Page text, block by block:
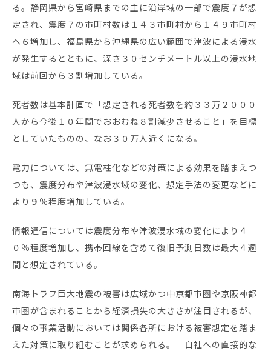
る。静岡県から宮崎県までの主に沿岸域の一部で震度７が想
定され、震度７の市町村数は１４３市町村から１４９市町村
へ６増加し、福島県から沖縄県の広い範囲で津波による浸水
が発生するとともに、深さ３０センチメートル以上の浸水地
域は前回から３割増加している。
死者数は基本計画で「想定される死者数を約３３万２０００
人から今後１０年間でおおむね８割減少させること」を目標
としていたものの、なお３０万人近くになる。
電力については、無電柱化などの対策による効果を踏まえつ
つも、震度分布や津波浸水域の変化、想定手法の変更などに
より９％程度増加している。
情報通信については震度分布や津波浸水域の変化により４
０％程度増加し、携帯回線を含めて復旧予測日数は最大４週
間と想定されている。
南海トラフ巨大地震の被害は広域かつ中京都市圏や京阪神都
市圏が含まれることから経済損失の大きさが注目されるが、
個々の事業活動においては関係各所における被害想定を踏ま
えた対策に取り組むことが求められる。 自社への直接的な